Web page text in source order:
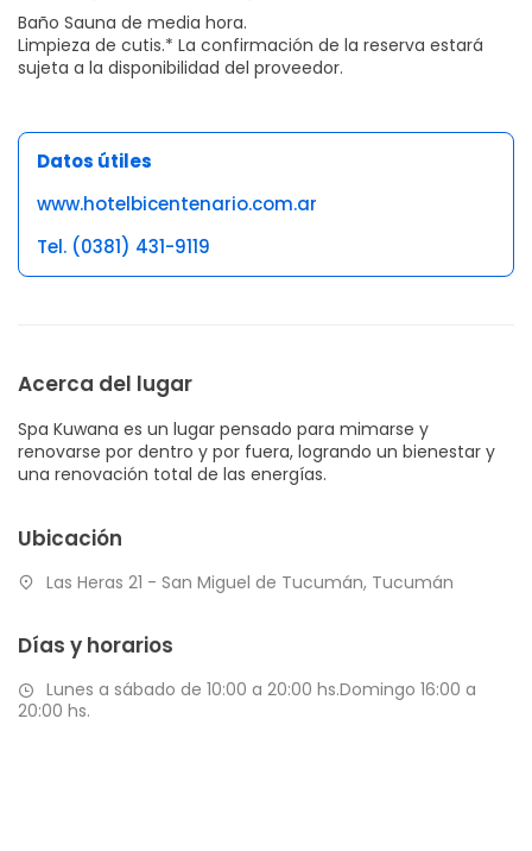
Baño Sauna de media hora.
Limpieza de cutis.* La confirmación de la reserva estará
sujeta a la disponibilidad del proveedor.
Datos útiles
www.hotelbicentenario.com.ar
Tel. (0381) 431-9119
Acerca del lugar
Spa Kuwana es un lugar pensado para mimarse y
renovarse por dentro y por fuera, logrando un bienestar y
una renovación total de las energías.
Ubicación
Las Heras 21 - San Miguel de Tucumán, Tucumán
Días y horarios
Lunes a sábado de 10:00 a 20:00 hs.Domingo 16:00 a
20:00 hs.